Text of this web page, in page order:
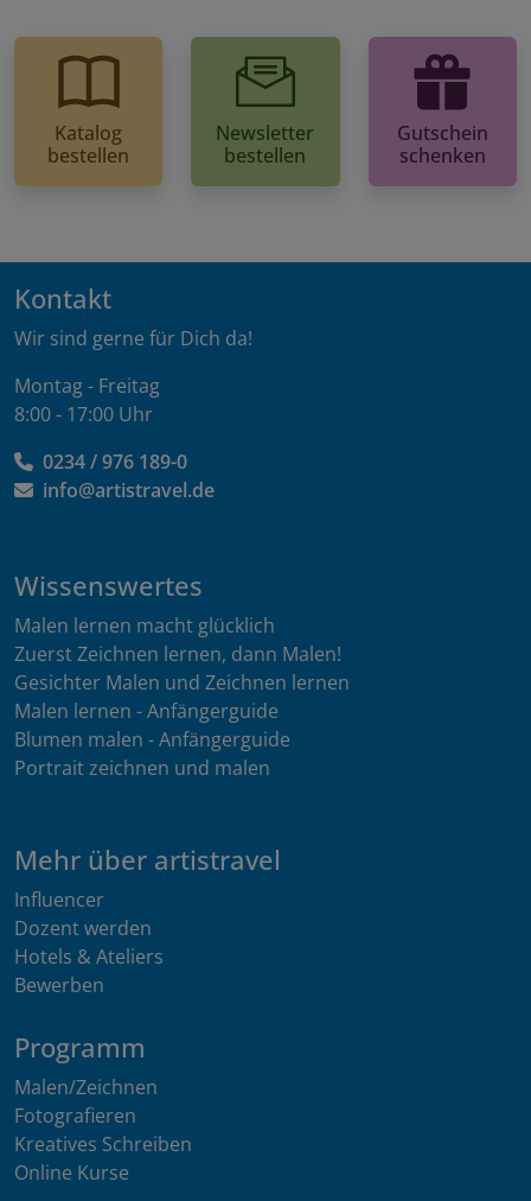
Katalog
bestellen
Newsletter
bestellen
Gutschein
schenken
Kontakt
Wir sind gerne für Dich da!
Montag - Freitag
8:00 - 17:00 Uhr
0234 / 976 189-0
info@artistravel.de
Wissenswertes
Malen lernen macht glücklich
Zuerst Zeichnen lernen, dann Malen!
Gesichter Malen und Zeichnen lernen
Malen lernen - Anfängerguide
Blumen malen - Anfängerguide
Portrait zeichnen und malen
Mehr über artistravel
Influencer
Dozent werden
Hotels & Ateliers
Bewerben
Programm
Malen/Zeichnen
Fotografieren
Kreatives Schreiben
Online Kurse